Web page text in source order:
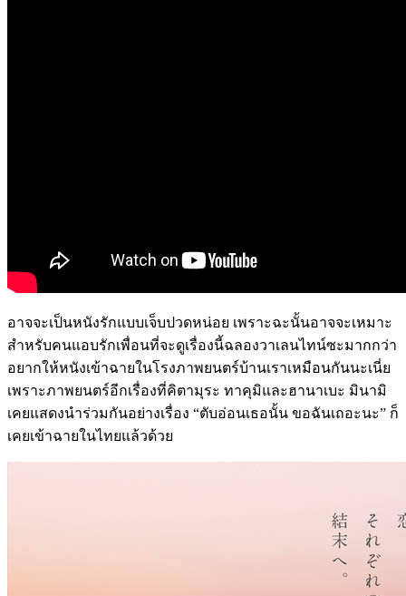
อาจจะเป็นหนังรักแบบเจ็บปวดหน่อย เพราะฉะนั้นอาจจะเหมาะ
สำหรับคนแอบรักเพื่อนที่จะดูเรื่องนี้ฉลองวาเลนไทน์ซะมากกว่า
อยากให้หนังเข้าฉายในโรงภาพยนตร์บ้านเราเหมือนกันนะเนี่ย
เพราะภาพยนตร์อีกเรื่องที่คิตามุระ ทาคุมิและฮานาเบะ มินามิ
เคยแสดงนำร่วมกันอย่างเรื่อง “ตับอ่อนเธอนั้น ขอฉันเถอะนะ” ก็
เคยเข้าฉายในไทยแล้วด้วย